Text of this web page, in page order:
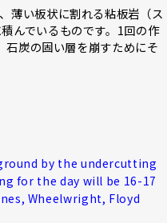
薄い板状に割れる粘板岩（ス
んでいるものです。1回の作
炭の固い層を崩すためにそ
by the undercutting
for the day will be 16-17
Wheelwright, Floyd